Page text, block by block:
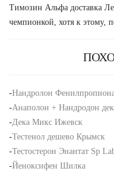
Tимозин Альфа доставка
чемпионкой, хотя к этому,
-Нандролон
-Анаполон + Нандродон
-Дека Микс Ижевск
-Тестенол дешево Крымск
-Тестостерон Энантат Sp
-Йеноксифен Шилка